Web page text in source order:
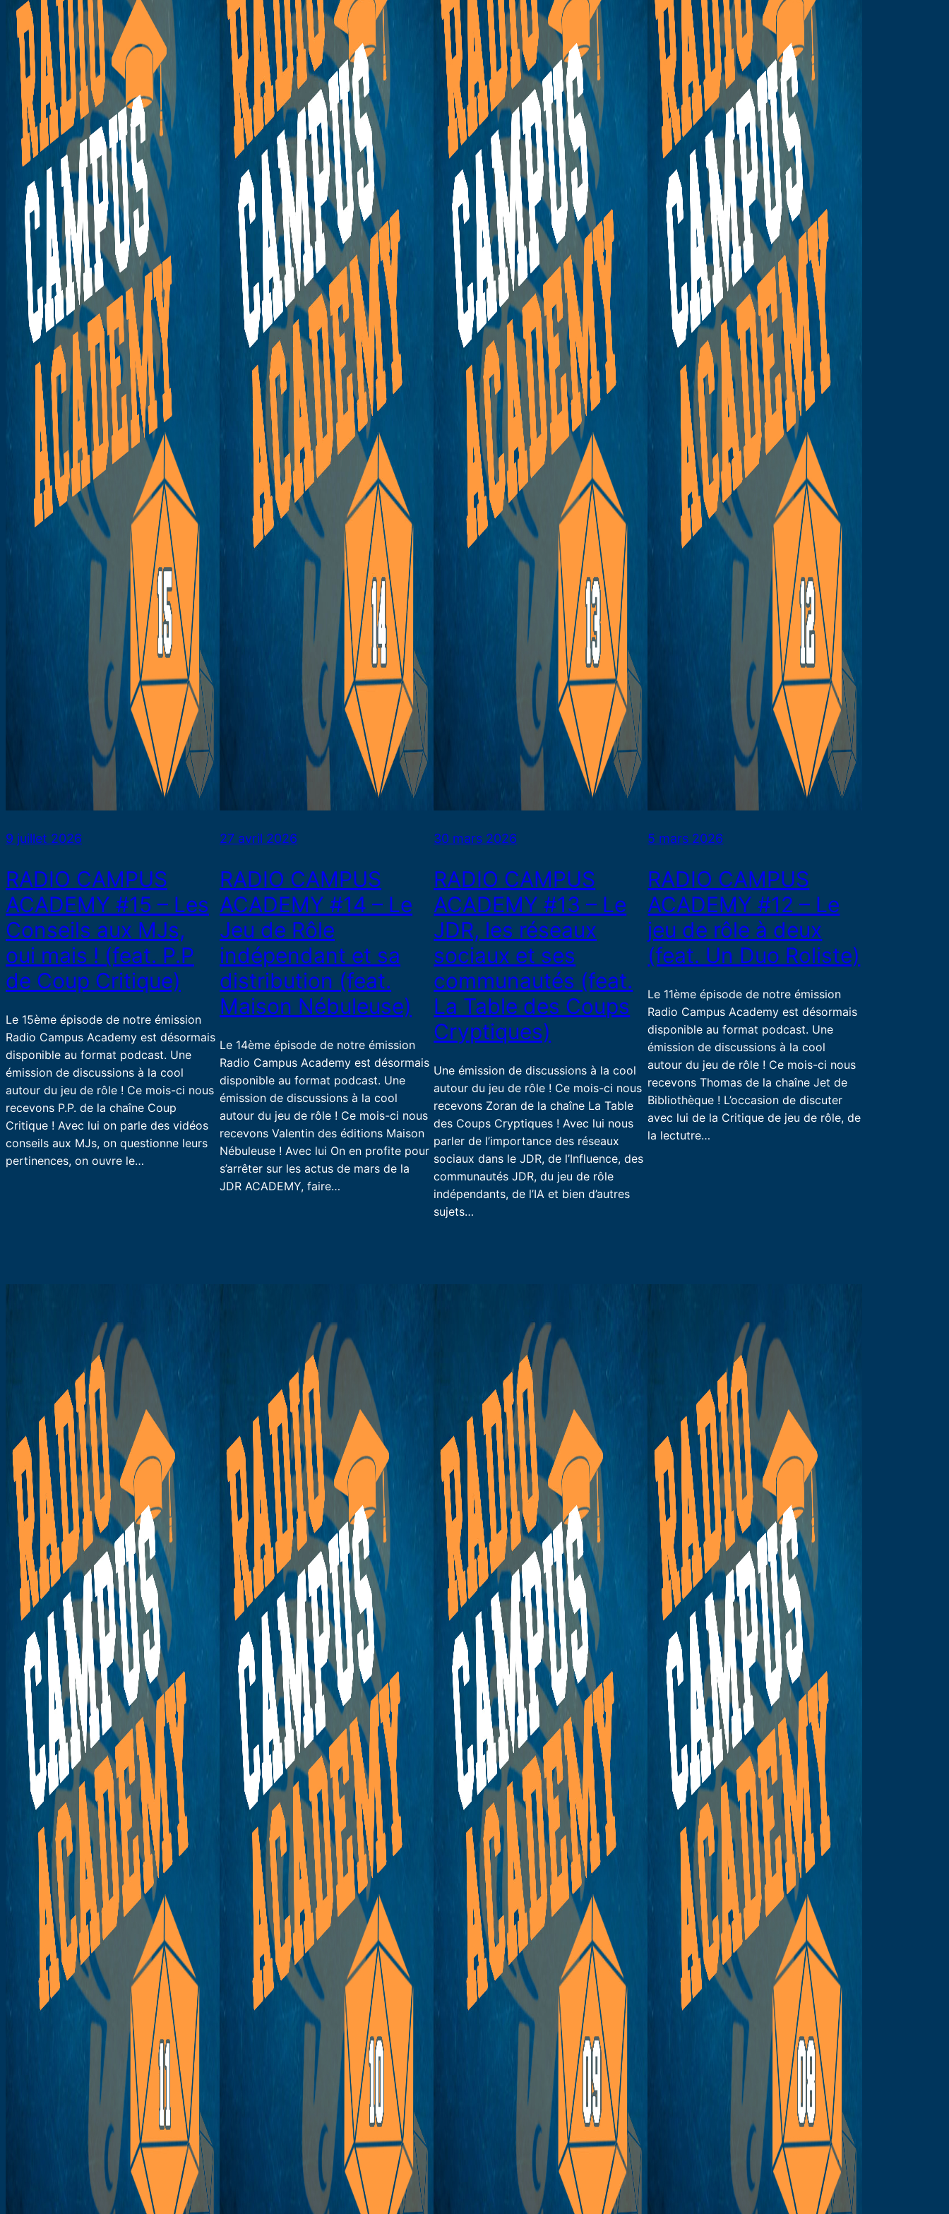
9 juillet 2026
RADIO CAMPUS
ACADEMY #15 – Les
Conseils aux MJs,
oui mais ! (feat. P.P
de Coup Critique)
Le 15ème épisode de notre émission
Radio Campus Academy est désormais
disponible au format podcast. Une
émission de discussions à la cool
autour du jeu de rôle ! Ce mois-ci nous
recevons P.P. de la chaîne Coup
Critique ! Avec lui on parle des vidéos
conseils aux MJs, on questionne leurs
pertinences, on ouvre le…
27 avril 2026
RADIO CAMPUS
ACADEMY #14 – Le
Jeu de Rôle
indépendant et sa
distribution (feat.
Maison Nébuleuse)
Le 14ème épisode de notre émission
Radio Campus Academy est désormais
disponible au format podcast. Une
émission de discussions à la cool
autour du jeu de rôle ! Ce mois-ci nous
recevons Valentin des éditions Maison
Nébuleuse ! Avec lui On en profite pour
s’arrêter sur les actus de mars de la
JDR ACADEMY, faire…
30 mars 2026
RADIO CAMPUS
ACADEMY #13 – Le
JDR, les réseaux
sociaux et ses
communautés (feat.
La Table des Coups
Cryptiques)
Une émission de discussions à la cool
autour du jeu de rôle ! Ce mois-ci nous
recevons Zoran de la chaîne La Table
des Coups Cryptiques ! Avec lui nous
parler de l’importance des réseaux
sociaux dans le JDR, de l’Influence, des
communautés JDR, du jeu de rôle
indépendants, de l’IA et bien d’autres
sujets…
5 mars 2026
RADIO CAMPUS
ACADEMY #12 – Le
jeu de rôle à deux
(feat. Un Duo Roliste)
Le 11ème épisode de notre émission
Radio Campus Academy est désormais
disponible au format podcast. Une
émission de discussions à la cool
autour du jeu de rôle ! Ce mois-ci nous
recevons Thomas de la chaîne Jet de
Bibliothèque ! L’occasion de discuter
avec lui de la Critique de jeu de rôle, de
la lectutre…